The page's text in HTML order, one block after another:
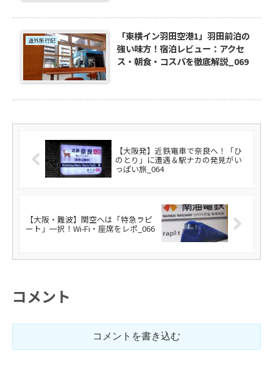
道外旅行記
「東横イン羽田空港1」羽田前泊の
強い味方！宿泊レビュー：アクセ
ス・朝食・コスパを徹底解説_069
【大阪発】近鉄電車で奈良へ！「ひ
のとり」に遭遇＆駅ナカの発見がい
っぱい旅_064
【大阪・難波】関空へは「特急ラピ
ート」一択！Wi-Fi・座席をレポ_066
コメント
コメントを書き込む